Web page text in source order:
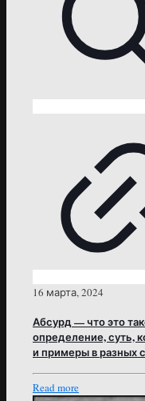
16 марта, 2024
Абсурд — что это
определение, суть,
и примеры в разных
Read more